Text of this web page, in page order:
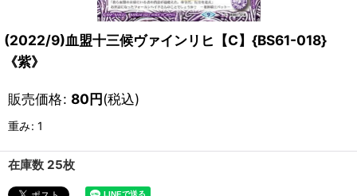
(2022/9)血盟十三候ヴァインリヒ【C】{BS61-018}
《紫》
販売価格: 80円(税込)
重み: 1
在庫数 25枚